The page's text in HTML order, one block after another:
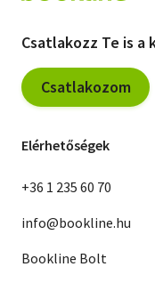
Csatlakozz Te is
Csatlakozom
Elérhetőségek
+36 1 235 60 70
info@bookline.hu
Bookline Bolt